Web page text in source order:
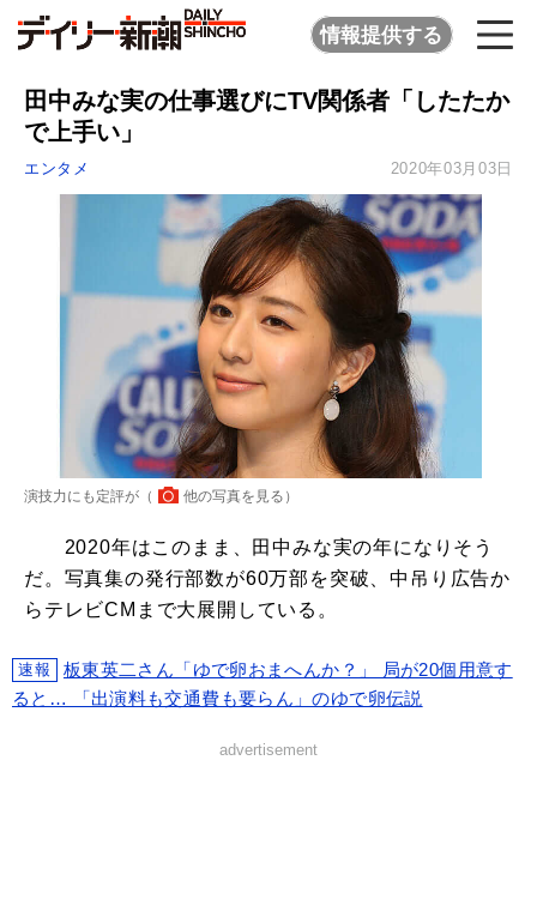
情報提供する
田中みな実の仕事選びにTV関係者「したたか
で上手い」
エンタメ 2020年03月03日
演技力にも定評が（ 他の写真を見る ）
2020年はこのまま、田中みな実の年になりそう
だ。写真集の発行部数が60万部を突破、中吊り広告か
らテレビCMまで大展開している。
速報
板東英二さん「ゆで卵おまへんか？」 局が20個用意す
ると… 「出演料も交通費も要らん」のゆで卵伝説
advertisement